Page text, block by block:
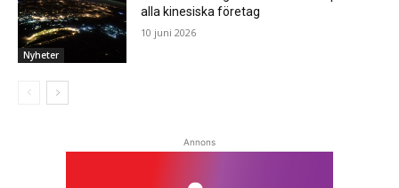
Nyheter
alla kinesiska företag
10 juni 2026
Annons